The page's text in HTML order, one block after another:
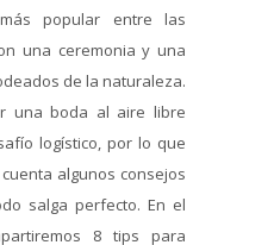
popular entre las
una ceremonia y una
de la naturaleza.
una boda al aire libre
logístico, por lo que
algunos consejos
salga perfecto. En el
8 tips para